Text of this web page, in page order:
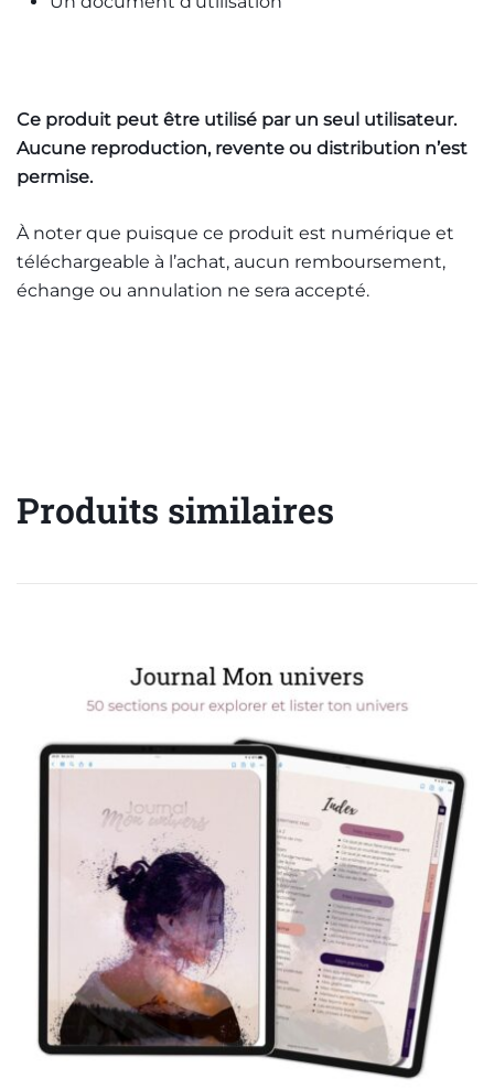
Ce produit peut être utilisé par un seul utilisateur.
Aucune reproduction, revente ou distribution n’est
permise.
À noter que puisque ce produit est numérique et
téléchargeable à l’achat, aucun remboursement,
échange ou annulation ne sera accepté.
Produits similaires